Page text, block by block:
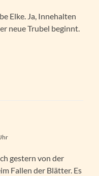
Elke. Ja, Innehalten
neue Trubel beginnt.
gestern von der
Fallen der Blätter. Es